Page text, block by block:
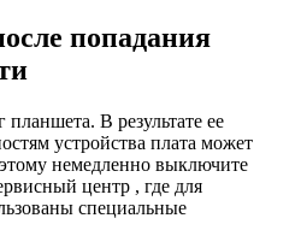
попадания
В результате ее
устройства плата может
немедленно выключите
центр , где для
специальные